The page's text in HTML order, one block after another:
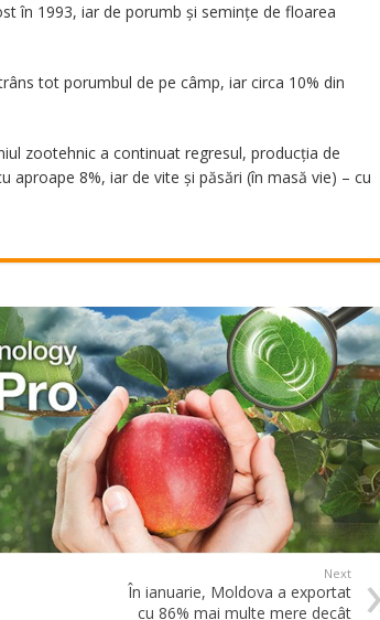
în 1993, iar de porumb şi semințe de floarea
tot porumbul de pe câmp, iar circa 10% din
zootehnic a continuat regresul, producţia de
aproape 8%, iar de vite şi păsări (în masă vie) – cu
Next
În ianuarie, Moldova a exportat
cu 86% mai multe mere decât